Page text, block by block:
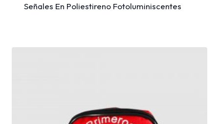
Señales En Poliestireno Fotoluminiscentes